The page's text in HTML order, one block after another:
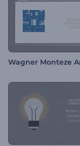
Wagner Monteze